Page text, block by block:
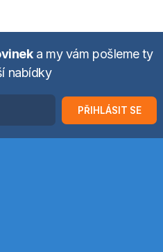
a my vám pošleme ty
nabídky
PŘIHLÁSIT SE